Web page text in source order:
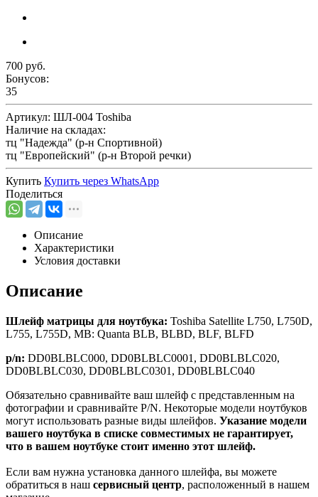
700 руб.
Бонусов:
35
Артикул: ШЛ-004 Toshiba
Наличие на складах:
тц "Надежда" (р-н Спортивной)
тц "Европейский" (р-н Второй речки)
Купить Купить через WhatsApp
Поделиться
Описание
Характеристики
Условия доставки
Описание
Шлейф матрицы для ноутбука: Toshiba Satellite L750, L750D,
L755, L755D, MB: Quanta BLB, BLBD, BLF, BLFD
p/n: DD0BLBLC000, DD0BLBLC0001, DD0BLBLC020,
DD0BLBLC030, DD0BLBLC0301, DD0BLBLC040
Обязательно сравнивайте ваш шлейф с представленным на
фотографии и сравнивайте P/N. Некоторые модели ноутбуков
могут использовать разные виды шлейфов. Указание модели
вашего ноутбука в списке совместимых не гарантирует,
что в вашем ноутбуке стоит именно этот шлейф.
Если вам нужна установка данного шлейфа, вы можете
обратиться в наш сервисный центр, расположенный в нашем